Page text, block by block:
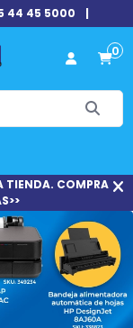
44 45 5000 |
0
TIENDA. COMPRA